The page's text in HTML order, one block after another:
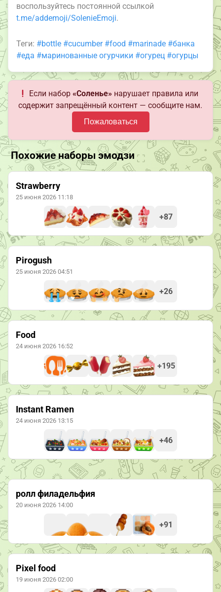
воспользуйтесь постоянной ссылкой
t.me/addemoji/SolenieEmoji.
Теги: #bottle #cucumber #food #marinade #банка
#еда #маринованные огурчики #огурец #огурцы
Если набор«Соленье» нарушает правила или
содержит запрещённый контент — сообщите нам.
Пожаловаться
Похожие наборы эмодзи
Strawberry
25 июня 2026 11:18
+87
Pirogush
25 июня 2026 04:51
+26
Food
24 июня 2026 16:52
+195
Instant Ramen
24 июня 2026 13:15
+46
ролл филадельфия
20 июня 2026 14:00
+91
Pixel food
19 июня 2026 02:00